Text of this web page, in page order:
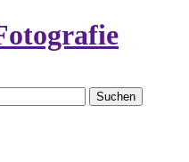
Suchen